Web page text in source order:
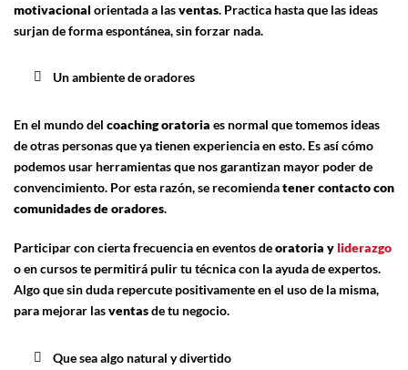
motivacional orientada a lasventas. Practica hasta que las ideas
surjan de forma espontánea, sin forzar nada.
Un ambiente de oradores
En el mundo del coachingoratoria es normal que tomemos ideas
de otras personas que ya tienen experiencia en esto. Es así cómo
podemos usar herramientas que nos garantizan mayor poder de
convencimiento. Por esta razón, se recomiendatener contacto con
comunidades de oradores.
Participar con cierta frecuencia en eventos deoratoria y liderazgo
o en cursos te permitirá pulir tu técnica con la ayuda de expertos.
Algo que sin duda repercute positivamente en el uso de la misma,
para mejorar lasventasde tu negocio.
Que sea algo natural y divertido